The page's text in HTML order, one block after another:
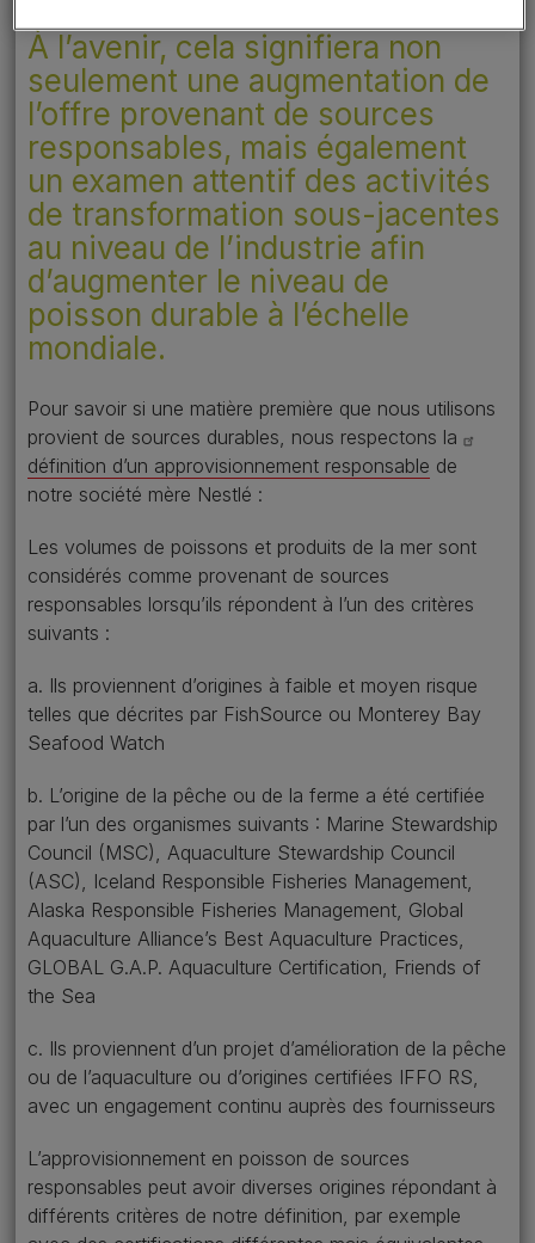
À l’avenir, cela signifiera non
seulement une augmentation de
l’offre provenant de sources
responsables, mais également
un examen attentif des activités
de transformation sous-jacentes
au niveau de l’industrie afin
d’augmenter le niveau de
poisson durable à l’échelle
mondiale.
Pour savoir si une matière première que nous utilisons
provient de sources durables, nous respectons la
définition d’un approvisionnement responsable de
notre société mère Nestlé :
Les volumes de poissons et produits de la mer sont
considérés comme provenant de sources
responsables lorsqu’ils répondent à l’un des critères
suivants :
a. Ils proviennent d’origines à faible et moyen risque
telles que décrites par FishSource ou Monterey Bay
Seafood Watch
b. L’origine de la pêche ou de la ferme a été certifiée
par l’un des organismes suivants : Marine Stewardship
Council (MSC), Aquaculture Stewardship Council
(ASC), Iceland Responsible Fisheries Management,
Alaska Responsible Fisheries Management, Global
Aquaculture Alliance’s Best Aquaculture Practices,
GLOBAL G.A.P. Aquaculture Certification, Friends of
the Sea
c. Ils proviennent d’un projet d’amélioration de la pêche
ou de l’aquaculture ou d’origines certifiées IFFO RS,
avec un engagement continu auprès des fournisseurs
L’approvisionnement en poisson de sources
responsables peut avoir diverses origines répondant à
différents critères de notre définition, par exemple